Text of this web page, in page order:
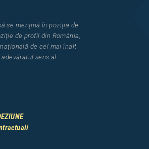
se mențină în poziția de
ție de profil din România
țională de cel maiînalt
adevăratul sens al